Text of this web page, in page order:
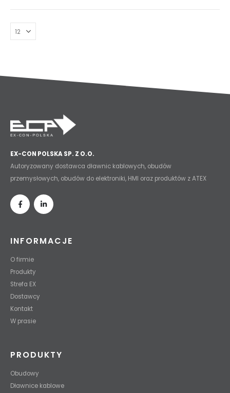
EX-CON POLSKA SP. Z O.O.
Autoryzowany dostawca dławnic kablowych, obudów
przemysłowych, obudów do elektroniki, HMI oraz produktów z ATEX
INFORMACJE
O firmie
Produkty
Strefa EX
Dostawcy
Kontakt
W prasie
PRODUKTY
Obudowy
Dławnice kablowe